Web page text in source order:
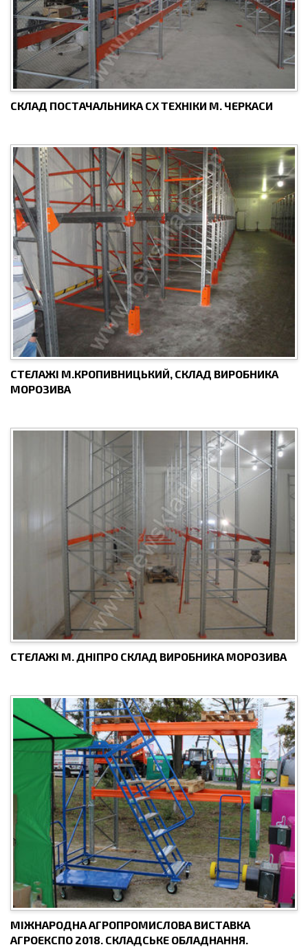
СКЛАД ПОСТАЧАЛЬНИКА СХ ТЕХНІКИ М. ЧЕРКАСИ
СТЕЛАЖІ М.КРОПИВНИЦЬКИЙ, СКЛАД ВИРОБНИКА
МОРОЗИВА
СТЕЛАЖІ М. ДНІПРО СКЛАД ВИРОБНИКА МОРОЗИВА
МІЖНАРОДНА АГРОПРОМИСЛОВА ВИСТАВКА
АГРОЕКСПО 2018. СКЛАДСЬКЕ ОБЛАДНАННЯ.